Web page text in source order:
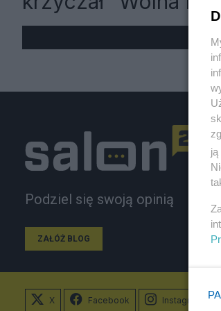
Podziel się swoją opinią
ZAŁÓŻ BLOG
X Facebook Instagram